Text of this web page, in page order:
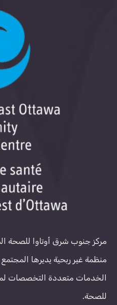
منظمة غير ربحية يديرها
الخدمات متعددة التخصصات
للصحة.